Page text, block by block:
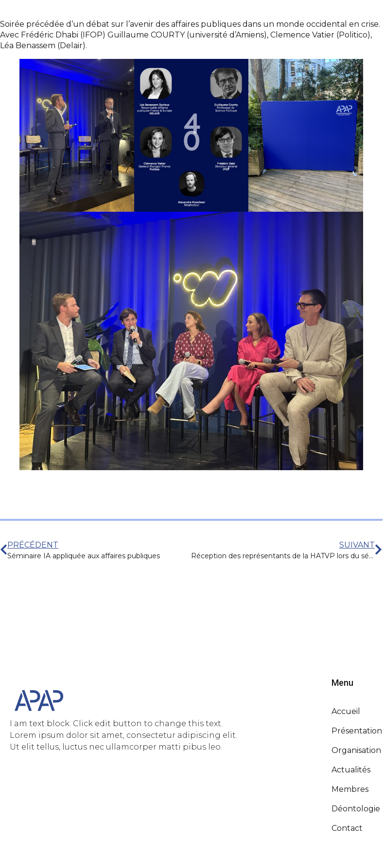
Soirée précédée d’un débat sur l’avenir des affaires publiques dans un monde occidental en crise.
Avec Frédéric Dhabi (IFOP) Guillaume COURTY (université d’Amiens), Clemence Vatier (Politico),
Léa Benassem (Delair).
PRÉCÉDENT
Séminaire IA appliquée aux affaires publiques
SUIVANT
Réception des représentants de la HATVP lors du séminaire métier
I am text block. Click edit button to change this text.
Lorem ipsum dolor sit amet, consectetur adipiscing elit.
Ut elit tellus, luctus nec ullamcorper matti pibus leo.
Menu
Accueil
Présentation
Organisation
Actualités
Membres
Déontologie
Contact